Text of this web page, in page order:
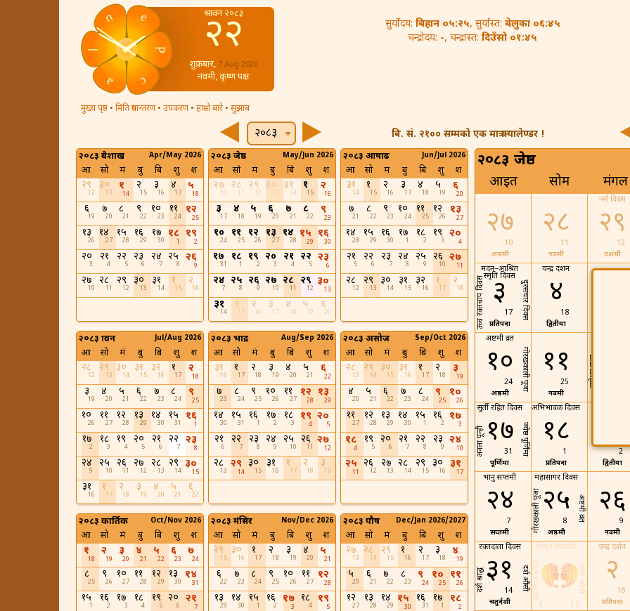
श्रावन २०८३
२२
शुक्रबार, 7 Aug 2026
नवमी, कृष्ण पक्ष
सुर्योदय: बिहान ०५:२५, सुर्यास्त: बेलुका ०६:४५
चन्द्रोदय: -, चन्द्रास्त: दिउँसो ०१:४५
बि. सं. २१०० सम्मको एक मात्र क्यालेण्डर !
मुख्य पृष्ठ • मिति रुपान्तरण• उपकरण• हाम्रो बारे •सुझाब
२०८३
२०८३ बैशाख Apr/May 2026
आ सो मं बु बि शु श
२९
12
३०
13
१
14
२
15
३
16
४
17
५
18
६
19
७
20
८
21
९
22
१०
23
११
24
१२
25
१३
26
१४
27
१५
28
१६
29
१७
30
१८
1
१९
2
२०
3
२१
4
२२
5
२३
6
२४
7
२५
8
२६
9
२७
10
२८
11
२९
12
३०
13
३१
14
१
15
२
16
२०८३ जेष्ठ May/Jun 2026
आ सो मं बु बि शु श
२७
10
२८
11
२९
12
३१
14
१
15
२
16
३
17
४
18
५
19
६
20
७
21
८
22
९
23
१०
24
११
25
१२
26
१३
27
१४
28
१५
29
१६
30
१७
31
१८
1
१९
2
२०
3
२१
4
२२
5
२३
6
२४
7
२५
8
२६
9
२७
10
२८
11
२९
12
३०
13
३१
14
२
16
३
17
४
18
५
19
६
20
२०८३ आषाढ Jun/Jul 2026
आ सो मं बु बि शु श
३१
14
१
15
२
16
३
17
४
18
५
19
६
20
७
21
८
22
९
23
१०
24
११
25
१२
26
१३
27
१४
28
१५
29
१६
30
१७
1
१८
2
१९
3
२०
4
२१
5
२२
6
२३
7
२४
8
२५
9
२६
10
२७
11
२८
12
२९
13
३०
14
३१
15
३२
16
१
17
२
18
२०८३ श्रावन Jul/Aug 2026
आ सो मं बु बि शु श
२८
12
२९
13
३०
14
३१
15
३२
16
१
17
२
18
३
19
४
20
५
21
६
22
७
23
८
24
९
25
१०
26
११
27
१२
28
१३
29
१४
30
१५
31
१६
1
१७
2
१८
3
१९
4
२०
5
२१
6
२२
7
२३
8
२४
9
२५
10
२६
11
२७
12
२८
13
२९
14
३०
15
३१
16
१
17
२
18
३
19
४
20
५
21
६
22
२०८३ भाद्र Aug/Sep 2026
आ सो मं बु बि शु श
३१
16
१
17
२
18
३
19
४
20
५
21
६
22
७
23
८
24
९
25
१०
26
११
27
१२
28
१३
29
१४
30
१५
31
१६
1
१७
2
१८
3
१९
4
२०
5
२१
6
२२
7
२३
8
२४
9
२५
10
२६
11
२७
12
२८
13
२९
14
३०
15
३१
16
१
17
२
18
३
19
२०८३ असोज Sep/Oct 2026
आ सो मं बु बि शु श
२८
13
२९
14
३०
15
३१
16
१
17
२
18
३
19
४
20
५
21
६
22
७
23
८
24
९
25
१०
26
११
27
१२
28
१३
29
१४
30
१५
1
१६
2
१७
3
१८
4
१९
5
२०
6
२१
7
२२
8
२३
9
२४
10
२५
11
२६
12
२७
13
२८
14
२९
15
३०
16
३१
17
२०८३ कार्तिक Oct/Nov 2026
आ सो मं बु बि शु श
१
18
२
19
३
20
४
21
५
22
६
23
७
24
८
25
९
26
१०
27
११
28
१२
29
१३
30
१४
31
१५
1
१६
2
१७
3
१८
4
१९
5
२०
6
२१
7
२०८३ मंसिर Nov/Dec 2026
आ सो मं बु बि शु श
२९
15
३०
16
१
17
२
18
३
19
४
20
५
21
६
22
७
23
८
24
९
25
१०
26
११
27
१२
28
१३
29
१४
30
१५
1
१६
2
१७
3
१८
4
१९
5
२०८३ पौष Dec/Jan 2026/2027
आ सो मं बु बि शु श
२७
13
२८
14
२९
15
१
16
२
17
३
18
४
19
५
20
६
21
७
22
८
23
९
24
१०
25
११
26
१२
27
१३
28
१४
29
१५
30
१६
31
१७
1
१८
2
२०८३ जेष्ठ
आइत सोम मंगल
२७
10
अष्ठमी
२८
11
नवमी
नर्स दिवस
२९
12
दशमी
मदन–आश्रित
स्मृति दिवस
दुरसंचार दिवस
उच्च रक्तचाप दिवस ३
17
प्रतिपदा
चन्द्र दर्शन
४
18
द्वितीया
अष्टमी व्रत
गोरखकाली पूजा
१०
24
अष्ठमी
११
25
नवमी
रामेश्वर पूजा
सुर्ती रहित दिवस
ज्येष्ठ पूर्णिमा
अनला पून्ही१७
31
पूर्णिमा
अभिभावक दिवस
१८
1
प्रतिपदा
2
द्वितीया
भानु सप्तमी
२४
7
सप्तमी
महासागर दिवस
अष्टमी व्रत
गोरखकाली पूजा२५
8
अष्ठमी
२६
9
नवमी
रक्तदाता दिवस
दर्श औंसी
दर्श श्राद्ध३१
14
चतुर्दशी
मिथुन संक्रान्ती
ज्येष्ठ औंसी
स्नानदान औंसी
१ 15
चन्द्र दर्शन
२
16
प्रतिपदा